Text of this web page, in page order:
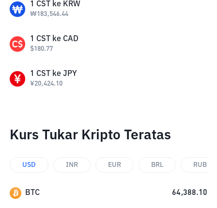
1 CST ke KRW
₩183,546.44
1 CST ke CAD
$180.77
1 CST ke JPY
¥20,424.10
Kurs Tukar Kripto Teratas
USD INR EUR BRL RUB
BTC 64,388.10